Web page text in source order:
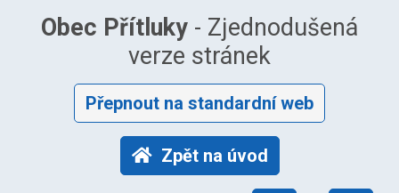
Obec Přítluky - Zjednodušená
verze stránek
Přepnout na standardní web
Zpět na úvod